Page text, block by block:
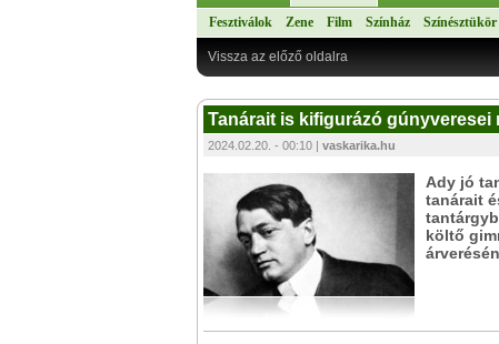
Fesztiválok Zene Film Színház Színésztükör
Vissza az előző oldalra
Tanárait is kifigurázó gúnyveresei
2024.02.20. - 00:10 | vaskarika.hu
Ady jó
tanárait
költő